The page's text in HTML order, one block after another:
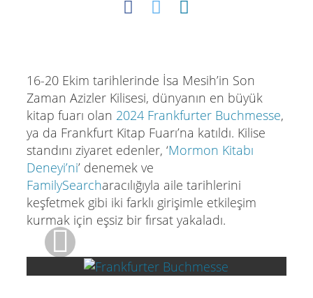
16-20 Ekim tarihlerinde İsa Mesih’in Son
Zaman Azizler Kilisesi, dünyanın en büyük
kitap fuarı olan 2024 Frankfurter Buchmesse,
ya da Frankfurt Kitap Fuarı’na katıldı. Kilise
standını ziyaret edenler, ‘Mormon Kitabı
Deneyi’ni’ denemek ve
FamilySearcharacılığıyla aile tarihlerini
keşfetmek gibi iki farklı girişimle etkileşim
kurmak için eşsiz bir fırsat yakaladı.